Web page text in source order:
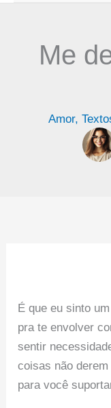
Me
Amor,
É que eu sinto
pra te envolver
sentir
coisas não
para você